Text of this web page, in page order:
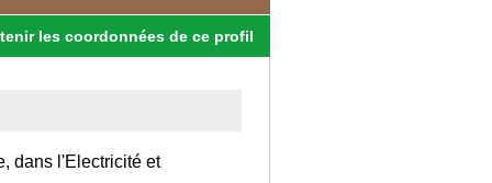
les coordonnées de ce profil
dans l'Electricité et